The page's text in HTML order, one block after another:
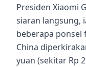
Presiden Xiaomi
siaran langsung,
beberapa ponsel
China
yuan (sekitar Rp